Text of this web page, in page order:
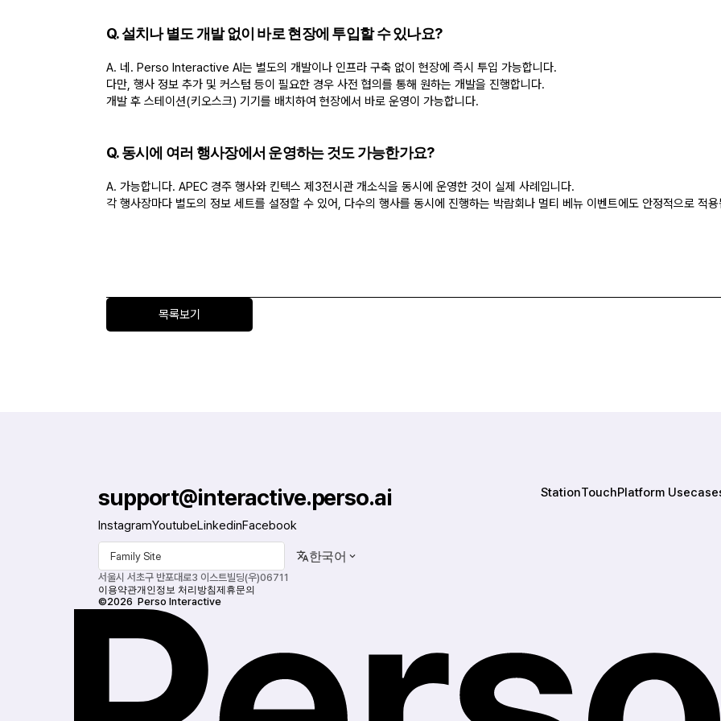
Q. 설치나 별도 개발 없이 바로 현장에 투입할 수 있나요?
A. 네. Perso Interactive AI는 별도의 개발이나 인프라 구축 없이 현장에 즉시 투입 가능합니다.
다만, 행사 정보 추가 및 커스텀 등이 필요한 경우 사전 협의를 통해 원하는 개발을 진행합니다.
개발 후 스테이션(키오스크) 기기를 배치하여 현장에서 바로 운영이 가능합니다.
Q. 동시에 여러 행사장에서 운영하는 것도 가능한가요?
A. 가능합니다. APEC 경주 행사와 킨텍스 제3전시관 개소식을 동시에 운영한 것이 실제 사례입니다.
각 행사장마다 별도의 정보 세트를 설정할 수 있어, 다수의 행사를 동시에 진행하는 박람회나 멀티 베뉴 이벤트에도 안정적으로 적용
APEC 정상 회의 운영 관계자
목록보기
support@interactive.perso.ai
InstagramYoutubeLinkedinFacebook
Family Site 한국어
서울시 서초구 반포대로3 이스트빌딩(우)06711
이용약관개인정보 처리방침제휴문의
©2026  Perso Interactive
StationTouchPlatform